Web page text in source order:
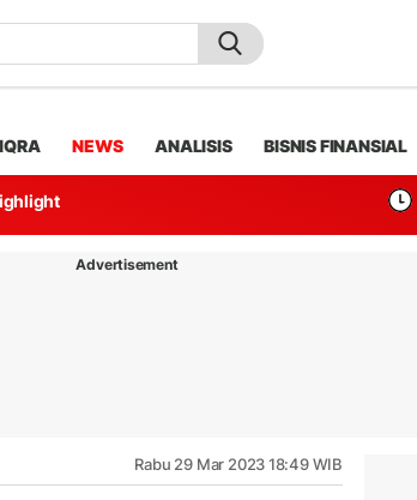
IQRA NEWS ANALISIS BISNIS FINANSIAL
Advertisement
Rabu 29 Mar 2023 18:49 WIB